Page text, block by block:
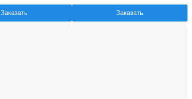
Заказать Заказать